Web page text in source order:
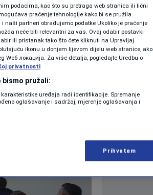
podacima, kao što su pretraga web stranica ili lični
praćenje tehnologije kako bi se pružila
partneri obrađujemo podatke Ukoliko je praćenje
neće biti relevantni za vas. Ovaj odabir postavki
ili pristanak tako što ćete kliknuti na Upravljaj
ikonu u donjem lijevom dijelu web stranice, ako
локација. Za više detalja, pogledajte Uredbu o
privatnosti
bismo pružali:
uređaja radi identifikacije. Spremanje
oglašavanje i sadržaj, mjerenje oglašavanja i
Prihvatam